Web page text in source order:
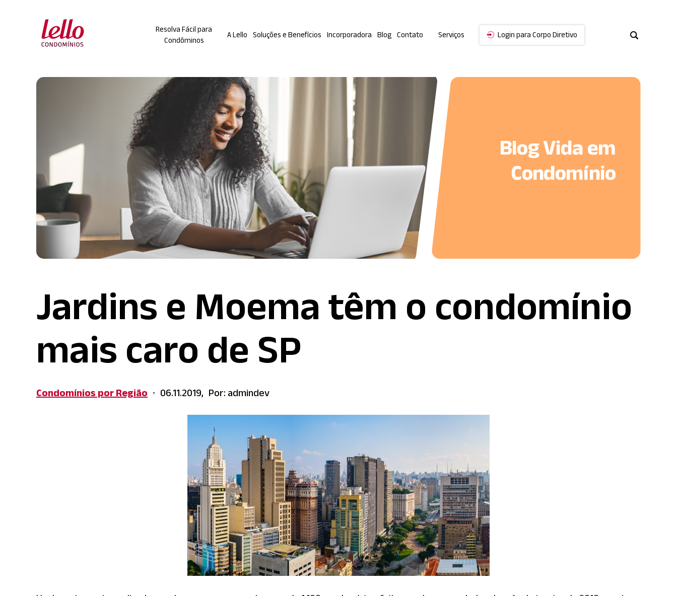
Resolva Fácil para
Condôminos
A Lello Soluções e Benefícios Incorporadora Blog Contato Serviços Login para Corpo Diretivo
Blog Vida em
Condomínio
Jardins e Moema têm o condomínio
mais caro de SP
Condomínios por Região • 06.11.2019, Por: admindev